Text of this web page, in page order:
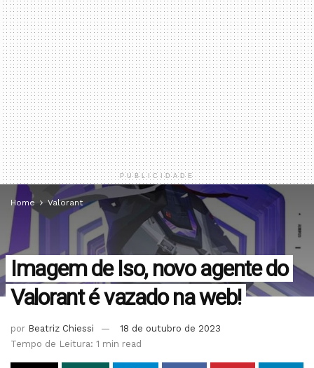
PUBLICIDADE
Home Valorant
Imagem de Iso, novo agente do
Valorant é vazado na web!
por Beatriz Chiessi
18 de outubro de 2023
Tempo de Leitura: 1 min read